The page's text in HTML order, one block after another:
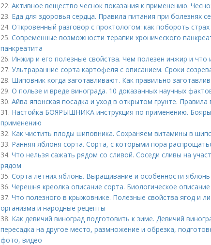
22. Активное вещество чеснок показания к применению.
23. Еда для здоровья сердца. Правила питания при болезнях
24. Откровенный разговор с проктологом: как побороть
25. Современные возможности терапии хронического
панкреатита
26. Инжир и его полезные свойства. Чем полезен инжир и что
27. Ультраранние сорта картофеля с описанием. Сроки
28. Шиповник когда заготавливают. Как правильно
29. О пользе и вреде винограда. 10 доказанных научных
30. Айва японская посадка и уход в открытом грунте. Правила
31. Настойка БОЯРЫШНИКА инструкция по применению.
применению
32. Как чистить плоды шиповника. Сохраняем витамины в
33. Ранняя яблоня сорта. Сорта, с которыми пора
34. Что нельзя сажать рядом со сливой. Соседи сливы на
рядом
35. Сорта летних яблонь. Выращивание и особенности яблонь
36. Черешня креолка описание сорта. Биологическое
37. Что полезного в крыжовнике. Полезные свойства ягод и
организма и народные рецепты
38. Как девичий виноград подготовить к зиме. Девичий
пересадка на другое место, размножение и обрезка,
фото, видео